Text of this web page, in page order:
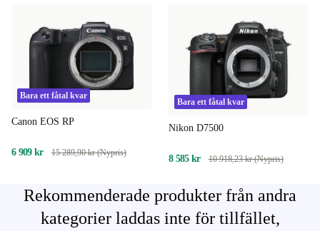
Bara ett fåtal kvar
Canon EOS RP
6 909 kr 15 289,90 kr (Nypris)
Bara ett fåtal kvar
Nikon D7500
8 585 kr 10 918,23 kr (Nypris)
Rekommenderade produkter från andra
kategorier laddas inte för tillfället,